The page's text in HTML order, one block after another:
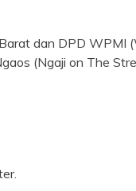
dan DPD WPMI
(Ngaji on The